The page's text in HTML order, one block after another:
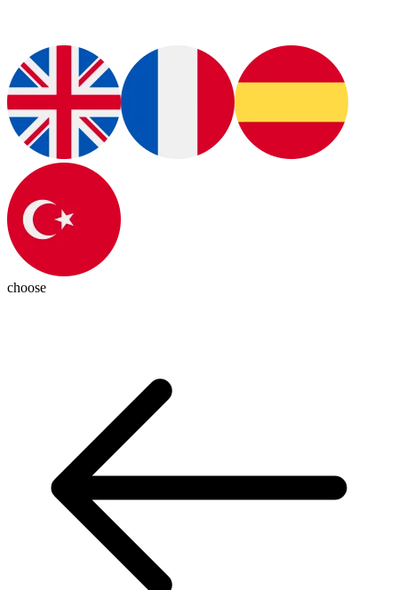
choose